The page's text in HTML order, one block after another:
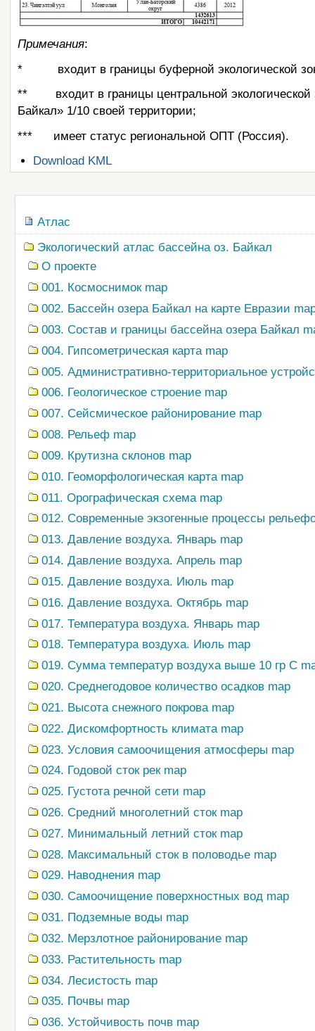
Примечания:
* входит в границы буферной экологической
** входит в границы центральной экологической
Байкал» 1/10 своей территории;
*** имеет статус региональной ОПТ (Россия).
Операции
с
Download KML
Атлас
Экологический атлас бассейна оз. Байкал
О проекте
001. Космоснимок map
002. Бассейн озера Байкал на карте Евразии
003. Состав и границы бассейна озера Байкал
004. Гипсометрическая карта map
005. Административно-территориальное
006. Геологическое строение map
007. Сейсмическое районирование map
008. Рельеф map
009. Крутизна склонов map
010. Геоморфологическая карта map
011. Орографическая схема map
012. Современные экзогенные процессы
013. Давление воздуха. Январь map
014. Давление воздуха. Апрель map
015. Давление воздуха. Июль map
016. Давление воздуха. Октябрь map
017. Температура воздуха. Январь map
018. Температура воздуха. Июль map
019. Сумма температур воздуха выше 10 гр С
020. Среднегодовое количество осадков map
021. Высота снежного покрова map
022. Дискомфортность климата map
023. Условия самоочищения атмосферы map
024. Годовой сток рек map
025. Густота речной сети map
026. Средний многолетний сток map
027. Минимальный летний сток map
028. Максимальный сток в половодье map
029. Наводнения map
030. Самоочищение поверхностных вод map
031. Подземные воды map
032. Мерзлотное районирование map
033. Растительность map
034. Лесистость map
035. Почвы map
036. Устойчивость почв map